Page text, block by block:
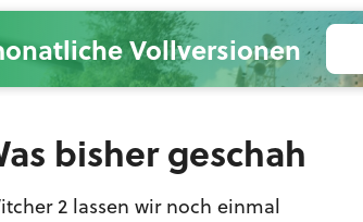
Vollversionen
bisher geschah
2 lassen wir noch einmal